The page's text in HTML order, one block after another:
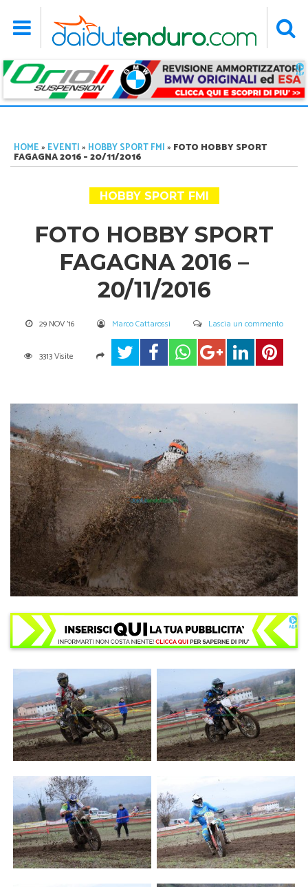
HOME» EVENTI» HOBBY SPORT FMI» FOTO HOBBY SPORT
FAGAGNA 2016 – 20/11/2016
HOBBY SPORT FMI
FOTO HOBBY SPORT
FAGAGNA 2016 –
20/11/2016
29 NOV '16 Marco Cattarossi Lascia un commento
3313 Visite